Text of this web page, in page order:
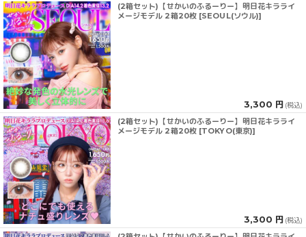
(2箱セット)【せかいのふるーりー】明日花キラライ
メージモデル 2箱20枚 [SEOUL(ソウル)]
3,300 円 (税込)
(2箱セット)【せかいのふるーりー】明日花キラライ
メージモデル 2箱20枚 [TOKYO(東京)]
3,300 円 (税込)